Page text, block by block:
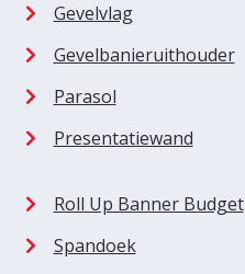
Gevelvlag
Gevelbanieruithouder
Parasol
Presentatiewand
Roll Up Banner Budget
Spandoek